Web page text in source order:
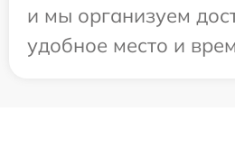
и мы организуем
удобное место и